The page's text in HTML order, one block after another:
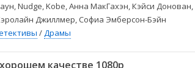
Nudge, Kobe, Анна МакГахэн, Кэйси Донован,
Джиллмер, Софиа Эмберсон-Бэйн
/Драмы
качестве 1080p